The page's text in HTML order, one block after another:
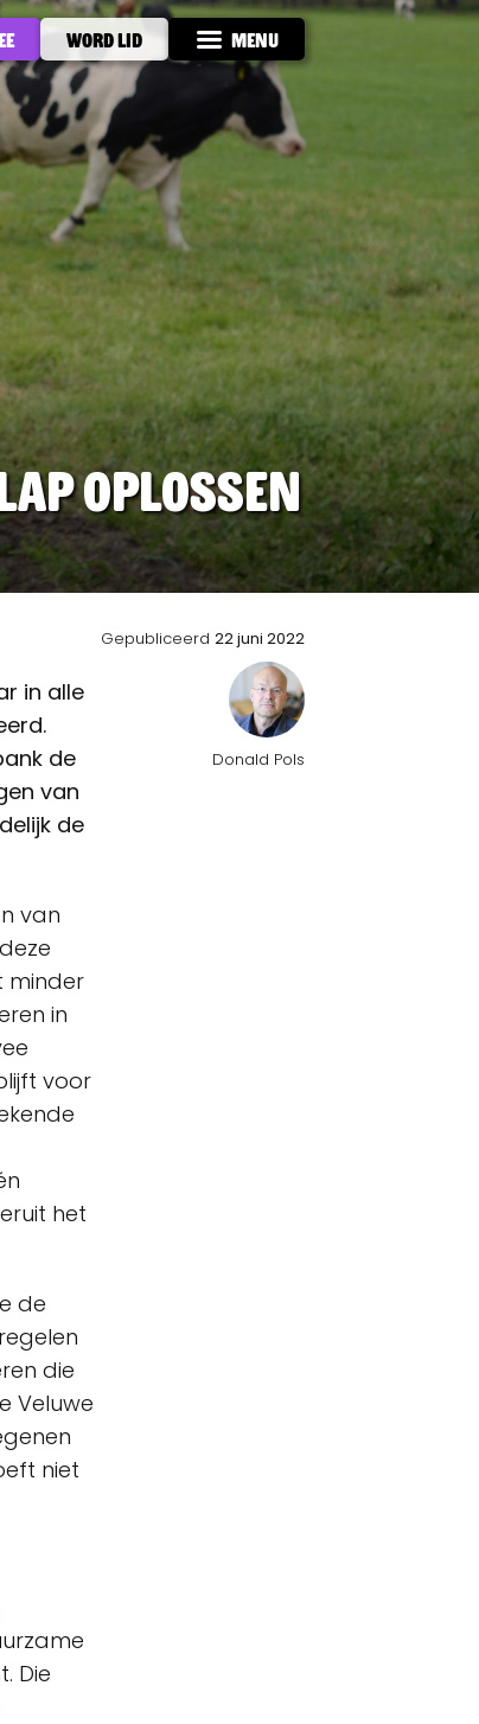
Word lid Menu
oplossen
in alle
de
van
de
van
minder
in
voor
het
de
die
Veluwe
niet
Die
Gepubliceerd 22 juni 2022
Donald Pols